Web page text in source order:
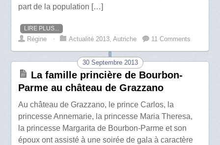
part de la population […]
LIRE PLUS...
Régine ⋅ Actualité 2013,Autriche 11 Comments
30 Septembre 2013
La famille princière de Bourbon-
Parme au château de Grazzano
Au château de Grazzano, le prince Carlos, la
princesse Annemarie, la princesse Maria Theresa,
la princesse Margarita de Bourbon-Parme et son
époux ont assisté à une soirée de gala à caractère